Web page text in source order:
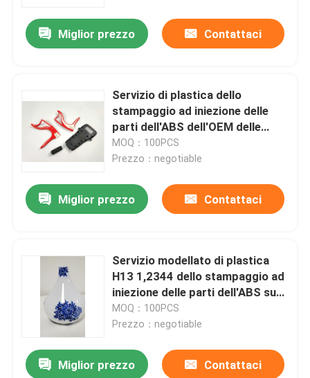
Miglior prezzo Contattaci
Servizio di plastica dello
stampaggio ad iniezione delle
parti dell'ABS dell'OEM delle
parti dell'elettrodomestico di
montaggio della muffa
MOQ：100PCS
Prezzo：negotiable
Miglior prezzo Contattaci
Servizio modellato di plastica
H13 1,2344 dello stampaggio ad
iniezione delle parti dell'ABS su
ordinazione
MOQ：100PCS
Prezzo：negotiable
Miglior prezzo Contattaci